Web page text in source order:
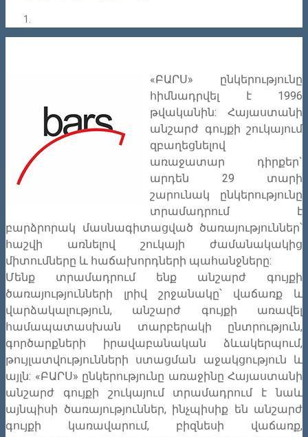
«ԲԱՐՍ» ընկերությունը
հիմնադրվել է 1996
թվականին: Հայաստանի
անշարժ գույքի շուկայում
զբաղեցնելով
առաջատար դիրքեր`
արդեն 29 տարի
շարունակ ընկերությունը
տրամադրում է
բարձրորակ մասնագիտացված ծառայություններ՝
հաշվի առնելով շուկայի ժամանակակից
միտումները և հաճախորդների պահանջները:
Մենք տրամադրում ենք անշարժ գույքի
ծառայությունների լրիվ շրջանակը՝ վաճառք և
վարձակալություն, անշարժ գույքի առավել
համապատասխան տարբերակի ընտրություն,
գործարքների իրավաբանական ձևակերպում,
թույլատվությունների ստացման աջակցություն և
այլն: «ԲԱՐՍ» ընկերությունը առաջինը Հայաստանի
անշարժ գույքի շուկայում տրամադրում է նաև
այնպիսի ծառայություններ, ինչպիսիք են անշարժ
գույքի կառավարում, բիզնեսի վաճառք,